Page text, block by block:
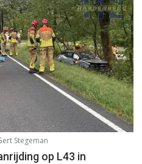
Stegeman
op L43 in